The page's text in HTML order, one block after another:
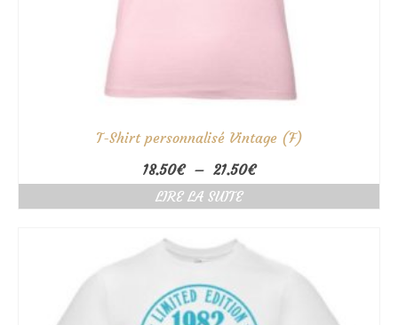
T-Shirt personnalisé Vintage (F)
18.50€ – 21.50€Plage
de
21.50€
LIRE LA SUITE